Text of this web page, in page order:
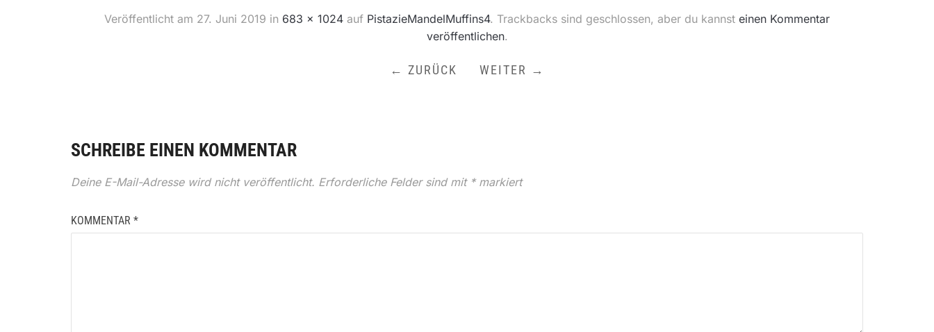
Veröffentlicht am 27. Juni 2019 in 683 × 1024 auf PistazieMandelMuffins4. Trackbacks sind geschlossen, aber du kannst einen Kommentar
veröffentlichen.
← ZURÜCK WEITER →
SCHREIBE EINEN KOMMENTAR
Deine E-Mail-Adresse wird nicht veröffentlicht. Erforderliche Felder sind mit *markiert
KOMMENTAR *